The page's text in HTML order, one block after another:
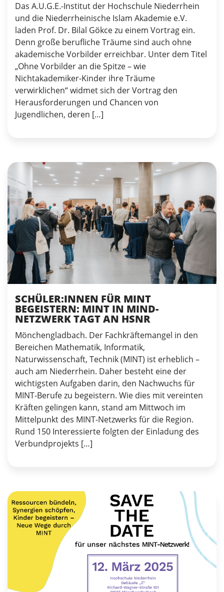
Das A.U.G.E.-Institut der Hochschule Niederrhein
und die Niederrheinische Islam Akademie e.V.
laden Prof. Dr. Bilal Gökce zu einem Vortrag ein.
Denn große berufliche Träume sind auch ohne
akademische Vorbilder erreichbar. Unter dem Titel
„Ohne Vorbilder an die Spitze – wie
Nichtakademiker-Kinder ihre Träume
verwirklichen“ widmet sich der Vortrag den
Herausforderungen und Chancen von
Jugendlichen, deren […]
SCHÜLER:INNEN FÜR MINT
BEGEISTERN: MINT IN MIND-
NETZWERK TAGT AN HSNR
Mönchengladbach. Der Fachkräftemangel in den
Bereichen Mathematik, Informatik,
Naturwissenschaft, Technik (MINT) ist erheblich –
auch am Niederrhein. Daher besteht eine der
wichtigsten Aufgaben darin, den Nachwuchs für
MINT-Berufe zu begeistern. Wie dies mit vereinten
Kräften gelingen kann, stand am Mittwoch im
Mittelpunkt des MINT-Netzwerks für die Region.
Rund 150 Interessierte folgten der Einladung des
Verbundprojekts […]